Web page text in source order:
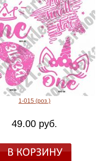
1-015 (роз.)
49.00 руб.